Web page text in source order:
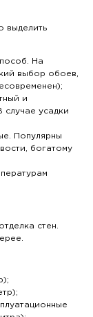
выделить
На
выбор обоев,
и
случае усадки
Популярны
богатому
стен.